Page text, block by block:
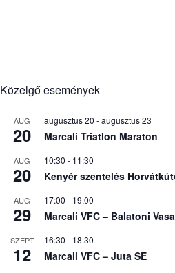
Közelgő események
AUG
20
augusztus 20 -augusztus 23
Marcali Triatlon Maraton
AUG
20
10:30 - 11:30
Kenyér szentelés
AUG
29
17:00 - 19:00
Marcali VFC – Balatoni
SZEPT
12
16:30 - 18:30
Marcali VFC – Juta SE